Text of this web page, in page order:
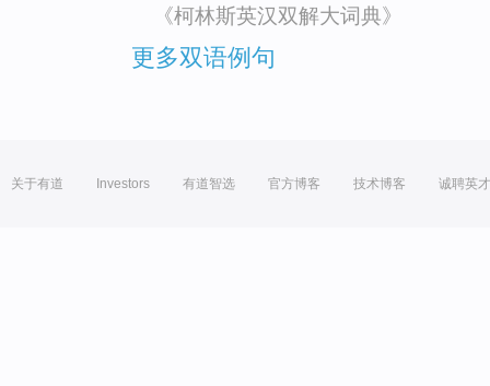
《柯林斯英汉双解大词典》
更多双语例句
关于有道 Investors 有道智选 官方博客 技术博客 诚聘英才